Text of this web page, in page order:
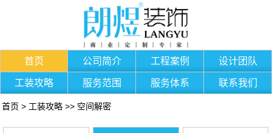
首页 公司简介 工程案例 设计团队
工装攻略 服务范围 服务体系 联系我们
首页 > 工装攻略 >> 空间解密